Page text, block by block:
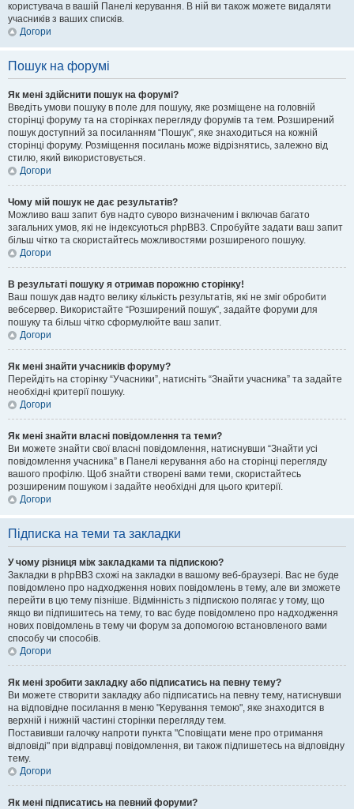
користувача в вашій Панелі керування. В ній ви також можете видаляти
учасників з ваших списків.
Догори
Пошук на форумі
Як мені здійснити пошук на форумі?
Введіть умови пошуку в поле для пошуку, яке розміщене на головній
сторінці форуму та на сторінках перегляду форумів та тем. Розширений
пошук доступний за посиланням “Пошук”, яке знаходиться на кожній
сторінці форуму. Розміщення посилань може відрізнятись, залежно від
стилю, який використовується.
Догори
Чому мій пошук не дає результатів?
Можливо ваш запит був надто суворо визначеним і включав багато
загальних умов, які не індексуються phpBB3. Спробуйте задати ваш запит
більш чітко та скористайтесь можливостями розширеного пошуку.
Догори
В результаті пошуку я отримав порожню сторінку!
Ваш пошук дав надто велику кількість результатів, які не зміг обробити
вебсервер. Використайте “Розширений пошук”, задайте форуми для
пошуку та більш чітко сформулюйте ваш запит.
Догори
Як мені знайти учасників форуму?
Перейдіть на сторінку “Учасники”, натисніть “Знайти учасника” та задайте
необхідні критерії пошуку.
Догори
Як мені знайти власні повідомлення та теми?
Ви можете знайти свої власні повідомлення, натиснувши “Знайти усі
повідомлення учасника” в Панелі керування або на сторінці перегляду
вашого профілю. Щоб знайти створені вами теми, скористайтесь
розширеним пошуком і задайте необхідні для цього критерії.
Догори
Підписка на теми та закладки
У чому різниця між закладками та підпискою?
Закладки в phpBB3 схожі на закладки в вашому веб-браузері. Вас не буде
повідомлено про надходження нових повідомлень в тему, але ви зможете
перейти в цю тему пізніше. Відмінність з підпискою полягає у тому, що
якщо ви підпишитесь на тему, то вас буде повідомлено про надходження
нових повідомлень в тему чи форум за допомогою встановленого вами
способу чи способів.
Догори
Як мені зробити закладку або підписатись на певну тему?
Ви можете створити закладку або підписатись на певну тему, натиснувши
на відповідне посилання в меню "Керування темою", яке знаходится в
верхній і нижній частині сторінки перегляду тем.
Поставивши галочку напроти пункта "Сповіщати мене про отримання
відповіді" при відправці повідомлення, ви також підпишетесь на відповідну
тему.
Догори
Як мені підписатись на певний форуми?